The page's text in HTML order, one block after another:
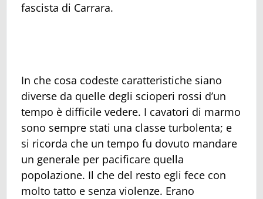
fascista di Carrara.
In che cosa codeste caratteristiche siano
diverse da quelle degli scioperi rossi d’un
tempo è difficile vedere. I cavatori di marmo
sono sempre stati una classe turbolenta; e
si ricorda che un tempo fu dovuto mandare
un generale per pacificare quella
popolazione. Il che del resto egli fece con
molto tatto e senza violenze. Erano